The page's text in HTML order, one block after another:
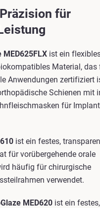
für
MED625FLX ist ein
Material, das
Anwendungen zertifiziert
Schienen mit
für
ist ein festes,
für vorübergehende orale
häufig für chirurgische
verwendet.
MED620 ist ein festes,